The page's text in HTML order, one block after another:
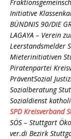
Initiative
BÜNDNIS 90/DIE
LAGAYA – Verein
Leerstandsmelder
Mieterinitiativen
Piratenpartei
PräventSozial
Sozialberatung
Sozialdienst
SPD Kreisverband
SÖS – Stuttgart
ver.di Bezirk